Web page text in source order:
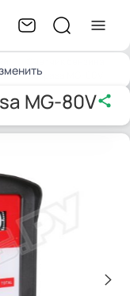
Gespasa MG-80V
MG-80V